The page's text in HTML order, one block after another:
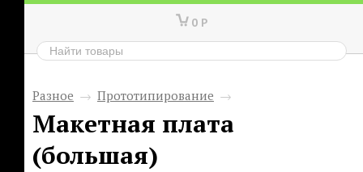
0 Р
Разное → Прототипирование →
Макетная плата
(большая)